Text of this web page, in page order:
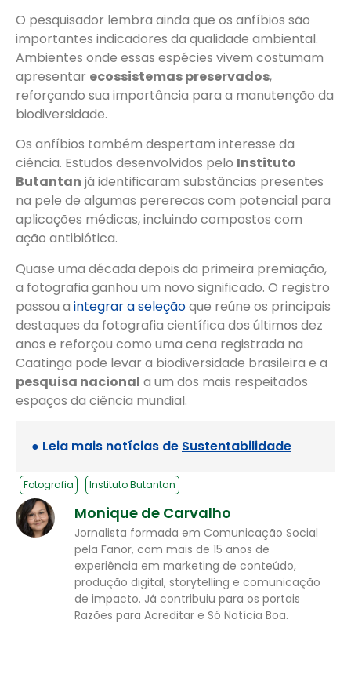
O pesquisador lembra ainda que os anfíbios são
importantes indicadores da qualidade ambiental.
Ambientes onde essas espécies vivem costumam
apresentar ecossistemas preservados,
reforçando sua importância para a manutenção da
biodiversidade.
Os anfíbios também despertam interesse da
ciência. Estudos desenvolvidos pelo Instituto
Butantan já identificaram substâncias presentes
na pele de algumas pererecas com potencial para
aplicações médicas, incluindo compostos com
ação antibiótica.
Quase uma década depois da primeira premiação,
a fotografia ganhou um novo significado. O registro
passou a integrar a seleçãoque reúne os principais
destaques da fotografia científica dos últimos dez
anos e reforçou como uma cena registrada na
Caatinga pode levar a biodiversidade brasileira e a
pesquisa nacional a um dos mais respeitados
espaços da ciência mundial.
● Leia mais notícias de Sustentabilidade
Fotografia Instituto Butantan
Monique de Carvalho
Jornalista formada em Comunicação Social
pela Fanor, com mais de 15 anos de
experiência em marketing de conteúdo,
produção digital, storytelling e comunicação
de impacto. Já contribuiu para os portais
Razões para Acreditar e Só Notícia Boa.